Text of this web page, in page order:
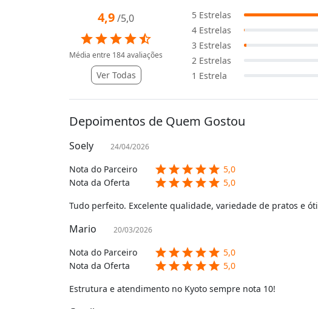
4,9/5,0
starstarstarstarstar_half
Média entre 184avaliações
Ver Todas
5 Estrelas
4 Estrelas
3 Estrelas
2 Estrelas
1 Estrela
Depoimentos de Quem Gostou
Soely 24/04/2026
Nota do Parceiro starstarstarstarstar 5,0
Nota da Oferta
starstarstarstarstar 5,0
Tudo perfeito. Excelente qualidade, variedade de pratos e
Mario 20/03/2026
Nota do Parceiro starstarstarstarstar 5,0
Nota da Oferta
starstarstarstarstar 5,0
Estrutura e atendimento no Kyoto sempre nota 10!